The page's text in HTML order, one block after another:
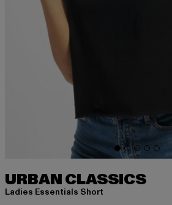
URBAN CLASSICS
Ladies Essentials Short